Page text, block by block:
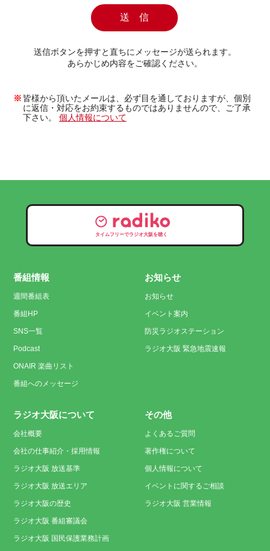
送信ボタンを押すと直ちにメッセージが送られます。
あらかじめ内容をご確認ください。
皆様から頂いたメールは、必ず目を通しておりますが、個別
に返信・対応をお約束するものではありませんので、ご了承
下さい。 個人情報について
タイムフリーでラジオ大阪を聴く
番組情報
週間番組表
番組HP
SNS一覧
Podcast
ONAIR 楽曲リスト
番組へのメッセージ
お知らせ
お知らせ
イベント案内
防災ラジオステーション
ラジオ大阪 緊急地震速報
ラジオ大阪について
会社概要
会社の仕事紹介・採用情報
ラジオ大阪 放送基準
ラジオ大阪 放送エリア
ラジオ大阪の歴史
ラジオ大阪 番組審議会
ラジオ大阪 国民保護業務計画
その他
よくあるご質問
著作権について
個人情報について
イベントに関するご相談
ラジオ大阪 営業情報